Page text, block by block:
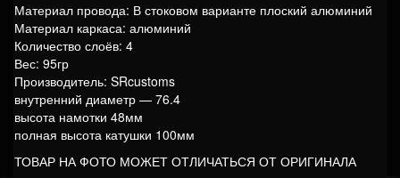
Материал провода: В стоковом варианте плоский алюминий
Материал каркаса: алюминий
Количество слоёв: 4
Вес: 95гр
Производитель: SRcustoms
внутренний диаметр — 76.4
высота намотки 48мм
полная высота катушки 100мм
ТОВАР НА ФОТО МОЖЕТ ОТЛИЧАТЬСЯ ОТ ОРИГИНАЛА